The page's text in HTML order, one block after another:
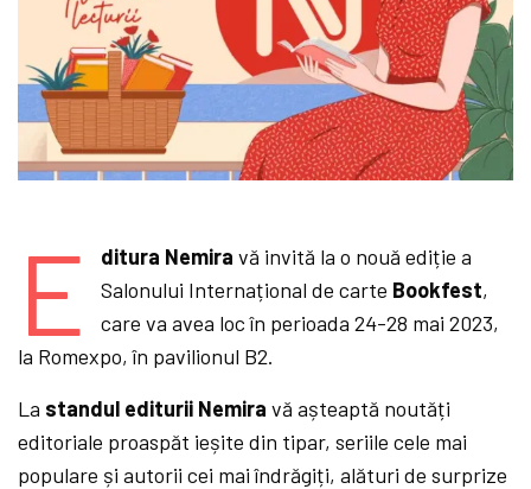
E ditura Nemira vă invită la o nouă ediție a
Salonului Internațional de carte Bookfest,
care va avea loc în perioada 24-28 mai 2023,
la Romexpo, în pavilionul B2.
La standul editurii Nemira vă așteaptă noutăți
editoriale proaspăt ieșite din tipar, seriile cele mai
populare și autorii cei mai îndrăgiți, alături de surprize